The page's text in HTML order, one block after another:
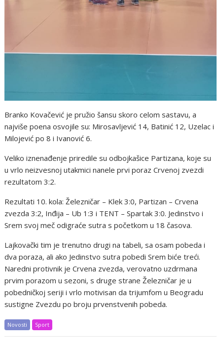
Branko Kovačević je pružio šansu skoro celom sastavu, a
najviše poena osvojile su: Mirosavljević 14, Batinić 12, Uzelac i
Milojević po 8 i Ivanović 6.
Veliko iznenađenje priredile su odbojkašice Partizana, koje su
u vrlo neizvesnoj utakmici nanele prvi poraz Crvenoj zvezdi
rezultatom 3:2.
Rezultati 10. kola: Železničar – Klek 3:0, Partizan – Crvena
zvezda 3:2, Inđija – Ub 1:3 i TENT – Spartak 3:0. Jedinstvo i
Srem svoj meč odigraće sutra s početkom u 18 časova.
Lajkovački tim je trenutno drugi na tabeli, sa osam pobeda i
dva poraza, ali ako Jedinstvo sutra pobedi Srem biće treći.
Naredni protivnik je Crvena zvezda, verovatno uzdrmana
prvim porazom u sezoni, s druge strane Železničar je u
pobedničkoj seriji i vrlo motivisan da trijumfom u Beogradu
sustigne Zvezdu po broju prvenstvenih pobeda.
Novosti Sport